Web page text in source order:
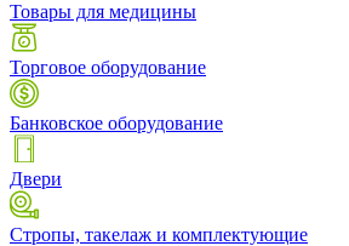
Товары для медицины
Торговое оборудование
Банковское оборудование
Двери
Стропы, такелаж и комплектующие